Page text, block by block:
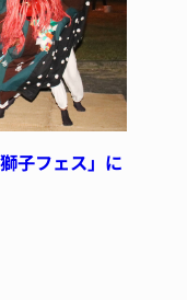
子フェス」に